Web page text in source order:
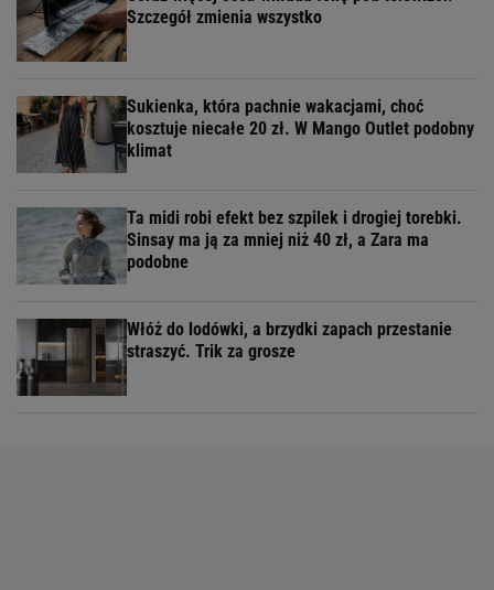
Szczegół zmienia wszystko
Sukienka, która pachnie wakacjami, choć
kosztuje niecałe 20 zł. W Mango Outlet podobny
klimat
Ta midi robi efekt bez szpilek i drogiej torebki.
Sinsay ma ją za mniej niż 40 zł, a Zara ma
podobne
Włóż do lodówki, a brzydki zapach przestanie
straszyć. Trik za grosze